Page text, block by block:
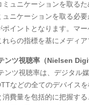
ュニケーションを取る
ニケーションを取る必
ポイントとなります。マ
らの指標を基にメディ
ンツ視聴率（ Nielsen
ンツ視聴率は、デジタル
などの全てのデバイス
費量を包括的に把握す